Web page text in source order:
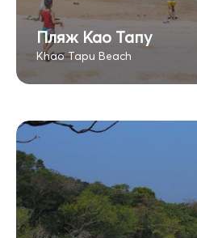
Пляж Као Тапу
Khao Tapu Beach